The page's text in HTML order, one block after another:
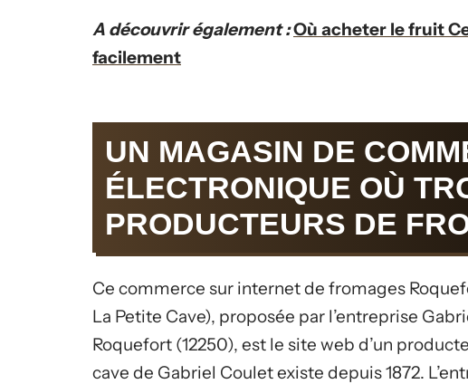
A découvrir également :Où acheter le fruit
facilement
UN MAGASIN DE
ÉLECTRONIQUE OÙ
PRODUCTEURS DE
Ce commerce sur internet de fromages
La Petite Cave), proposée par l’entreprise
Roquefort (12250), est le site web d’un
cave de Gabriel Coulet existe depuis 1872.